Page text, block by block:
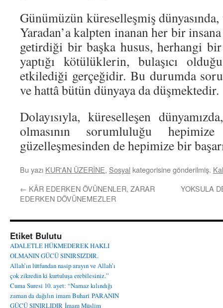
Günümüzün küreselleşmiş
Yaradan’a kalpten inanan her bir
getirdiği bir başka husus, herhangi
yaptığı kötülüklerin, bulaşıcı
etkilediği gerçeğidir. Bu durumda
ve hattâ bütün dünyaya da düşmektedir.
Dolayısıyla, küreselleşen
olmasının sorumluluğu
güzelleşmesinden de hepimize bir
Bu yazı KUR'AN ÜZERİNE, Sosyal kategorisine gönderilmiş.
← KÂR EDERKEN ÖVÜNENLER, ZARAR
EDERKEN DÖVÜNEMEZLER
YOKSULA
Etiket Bulutu
ADALETLE HÜKMEDEREK HAKLI
OLMANIN GÜCÜ SINIRSIZDIR.
Allah’ın lütfundan nasip arayın ve Allah’ı
çok zikredin ki kurtuluşa erebilesiniz.”
Cuma Suresi 10. ayet: “Namaz kılındığı
zaman da dağılın imam Buhari PARANIN
GÜCÜ SINIRLIDIR İmam Müslim